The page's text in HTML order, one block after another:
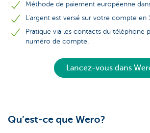
Méthode de paiement européenne
L'argent est versé sur votre compte en
Pratique via les contacts du téléphone
numéro de compte.
Lancez-vous dans
Qu’est-ce que Wero?